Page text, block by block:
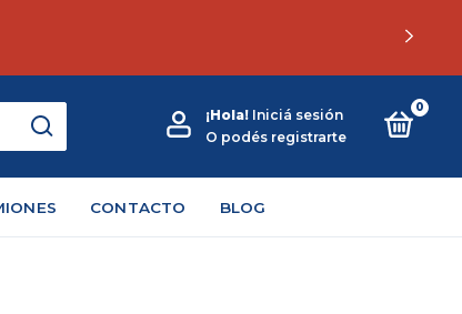
¡Hola! Iniciá sesión
O podés registrarte
0
CONTACTO BLOG